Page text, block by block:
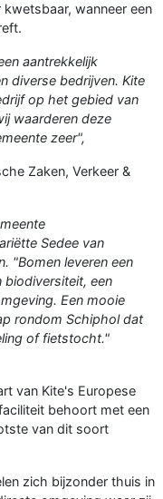
wanneer een
aantrekkelijk
diverse bedrijven. Kite
op het gebied van
waarderen deze
zeer",
Zaken, Verkeer &
Sedee van
"Bomen leveren een
biodiversiteit, een
Een mooie
rondom Schiphol dat
of fietstocht."
van Kite's Europese
behoort met een
van dit soort
zich bijzonder thuis in